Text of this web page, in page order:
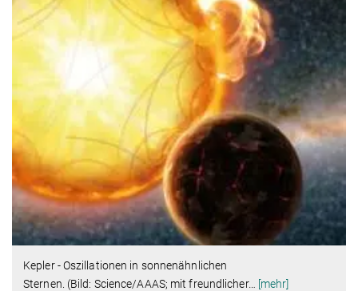
Kepler - Oszillationen in sonnenähnlichen
Sternen. (Bild: Science/AAAS; mit freundlicher… [mehr]